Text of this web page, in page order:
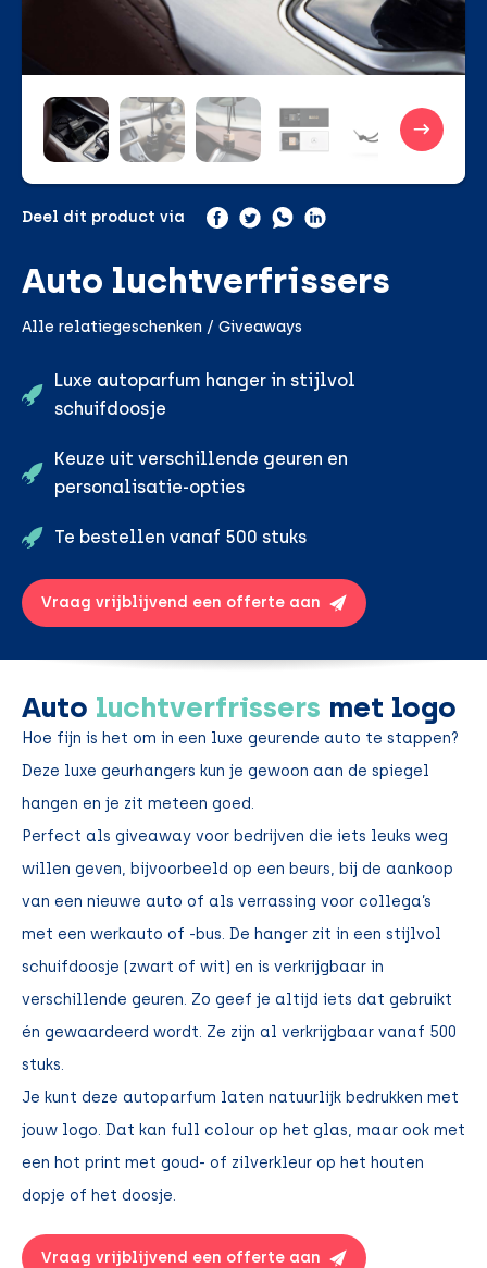
Deel dit product via
Auto luchtverfrissers
Alle relatiegeschenken / Giveaways
Luxe autoparfum hanger in stijlvol
schuifdoosje
Keuze uit verschillende geuren en
personalisatie-opties
Te bestellen vanaf 500 stuks
Vraag vrijblijvend een offerte aan
Auto luchtverfrissers met logo
Hoe fijn is het om in een luxe geurende auto te stappen?
Deze luxe geurhangers kun je gewoon aan de spiegel
hangen en je zit meteen goed.
Perfect als giveaway voor bedrijven die iets leuks weg
willen geven, bijvoorbeeld op een beurs, bij de aankoop
van een nieuwe auto of als verrassing voor collega’s
met een werkauto of -bus. De hanger zit in een stijlvol
schuifdoosje (zwart of wit) en is verkrijgbaar in
verschillende geuren. Zo geef je altijd iets dat gebruikt
én gewaardeerd wordt. Ze zijn al verkrijgbaar vanaf 500
stuks.
Je kunt deze autoparfum laten natuurlijk bedrukken met
jouw logo. Dat kan full colour op het glas, maar ook met
een hot print met goud- of zilverkleur op het houten
dopje of het doosje.
Vraag vrijblijvend een offerte aan